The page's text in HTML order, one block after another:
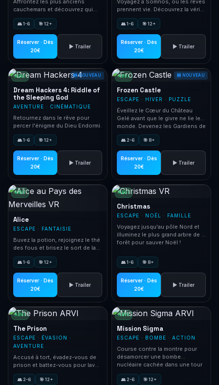
Affrontez les plus anciens
cauchemars et découvrez qui
les a emprisonnés.
👥 1-6 🎯 12+
Réserver · Dès
20€
▶ Trailer
Voyagez à Somnos, où les rêves
prennent vie. Découvrez la vérité
choquante.
👥 1-6 🎯 12+
Réserver · Dès
20€
▶ Trailer
ARVI 🆕 NOUVEAU
Dream Hackers 4: Riddle of
the Sleeping God
AVENTURE · CINÉMATIQUE
Retournez dans le rêve pour
percer l'énigme du Dieu Endormi.
👥 1-6 🎯 12+
Réserver · Dès
20€
▶ Trailer
ARVI 🆕 NOUVEAU
Frozen Castle
ESCAPE · HIVER · PUZZLE
Éveillez le Cœur du Château
Gelé avant que le givre ne lie le
monde. Devenez les Gardiens de
l'Hiver.
👥 2-6 🎯 8+
Réserver · Dès
20€
▶ Trailer
ARVI
Alice
ESCAPE · FANTAISIE
Buvez la potion, rejoignez le thé
des fous et brisez le sort de la
Reine de Cœur pour sauver le
Pays des Merveilles.
👥 1-6 🎯 12+
Réserver · Dès
20€
▶ Trailer
ARVI
Christmas
ESCAPE · NOËL · FAMILLE
Voyagez jusqu'au pôle Nord et
illuminez le plus grand arbre de la
forêt pour sauver Noël !
👥 1-6 🎯 8+
Réserver · Dès
20€
▶ Trailer
ARVI
The Prison
ESCAPE · ÉVASION ·
AVENTURE
Accusé à tort, évadez-vous de
prison et battez-vous pour laver
votre honneur. Escape room VR
immersive.
👥 2-6 🎯 12+
ARVI
Mission Sigma
ESCAPE · BOMBE · ACTION
Course contre la montre pour
désamorcer une bombe
nucléaire cachée dans une tour
remplie de pièges.
👥 2-6 🎯 12+